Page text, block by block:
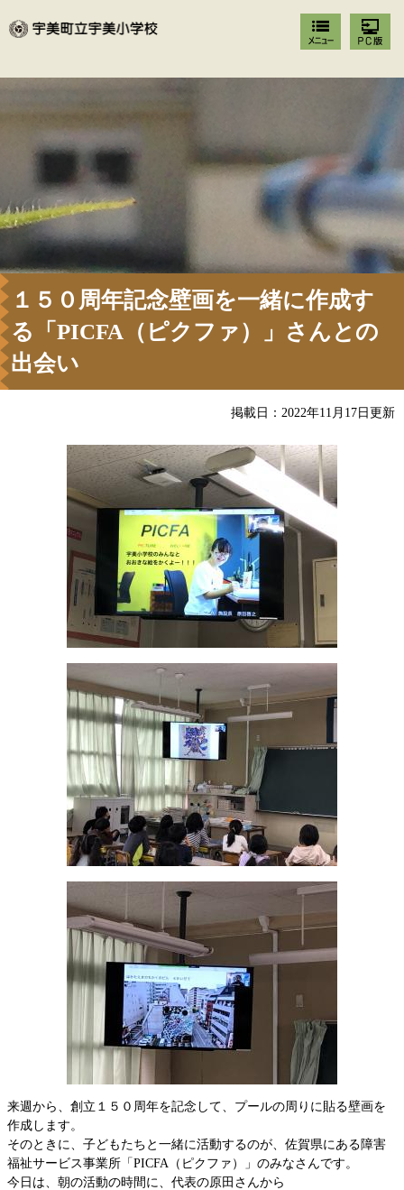
１５０周年記念壁画を一緒に作成す
る「PICFA（ピクファ）」さんとの
出会い
掲載日：2022年11月17日更新
来週から、創立１５０周年を記念して、プールの周りに貼る壁画を
作成します。
そのときに、子どもたちと一緒に活動するのが、佐賀県にある障害
福祉サービス事業所「PICFA（ピクファ）」のみなさんです。
今日は、朝の活動の時間に、代表の原田さんから